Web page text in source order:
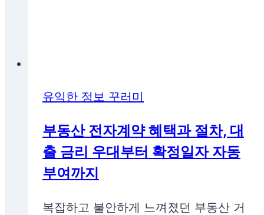
유익한 정보 꾸러미
부동산 전자계약 혜택과 절차, 대
출 금리 우대부터 확정일자 자동
부여까지
복잡하고 불안하게 느껴졌던 부동산 거